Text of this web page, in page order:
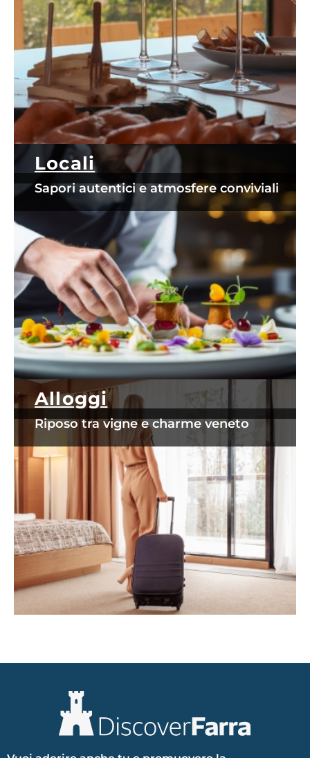
Locali
Sapori autentici e atmosfere conviviali
Alloggi
Riposo tra vigne e charme veneto